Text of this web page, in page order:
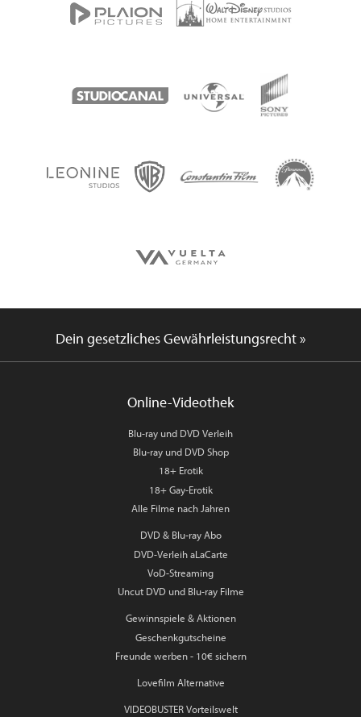
Dein gesetzliches Gewährleistungsrecht »
Online-Videothek
Blu-ray und DVD Verleih
Blu-ray und DVD Shop
18+ Erotik
18+ Gay-Erotik
Alle Filme nach Jahren
DVD & Blu-ray Abo
DVD-Verleih aLaCarte
VoD-Streaming
Uncut DVD und Blu-ray Filme
Gewinnspiele & Aktionen
Geschenkgutscheine
Freunde werben - 10€ sichern
Lovefilm Alternative
VIDEOBUSTER Vorteilswelt